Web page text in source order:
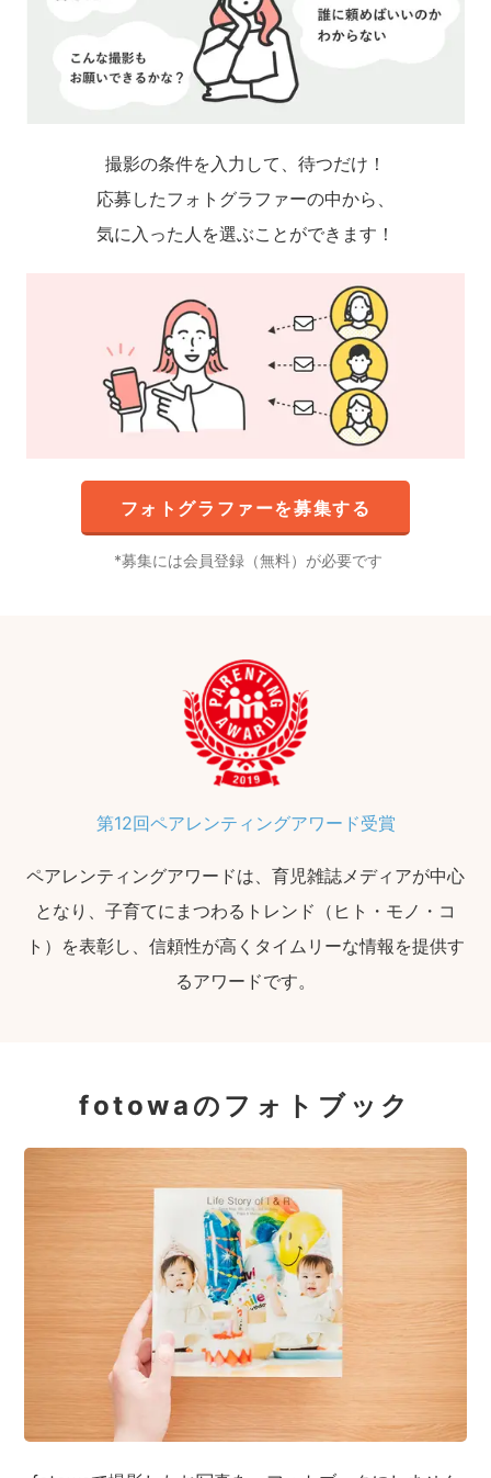
撮影の条件を入力して、待つだけ！
応募したフォトグラファーの中から、
気に入った人を選ぶことができます！
フォトグラファーを募集する
募集には会員登録（無料）が必要です
第12回ペアレンティングアワード受賞
ペアレンティングアワードは、育児雑誌メディアが中心
となり、子育てにまつわるトレンド（ヒト・モノ・コ
ト）を表彰し、信頼性が高くタイムリーな情報を提供す
るアワードです。
fotowaのフォトブック